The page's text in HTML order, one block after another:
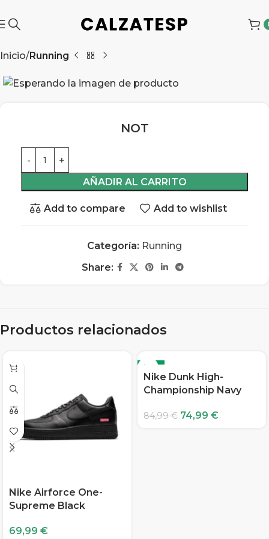
Inicio Running
NOT
AÑADIR AL CARRITO
Add to compare Add to wishlist
Categoría: Running
Share:
Productos relacionados
Nike Airforce One-
Supreme Black
69,99 €
-12%
Nike Dunk High-
Championship Navy
84,99€ 74,99 €